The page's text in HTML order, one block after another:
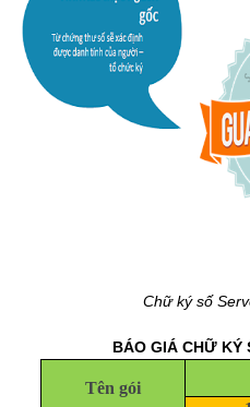
Chữ ký số
BÁO GIÁ CHỮ KÝ
Tên gói